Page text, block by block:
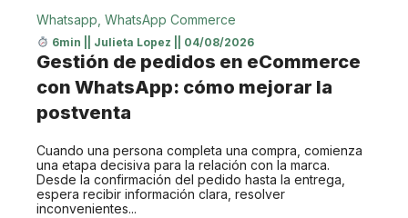
Whatsapp WhatsApp Commerce
6min Julieta Lopez 04/08/2026
Gestión de pedidos en eCommerce
con WhatsApp: cómo mejorar la
postventa
Cuando una persona completa una compra, comienza
una etapa decisiva para la relación con la marca.
Desde la confirmación del pedido hasta la entrega,
espera recibir información clara, resolver
inconvenientes...